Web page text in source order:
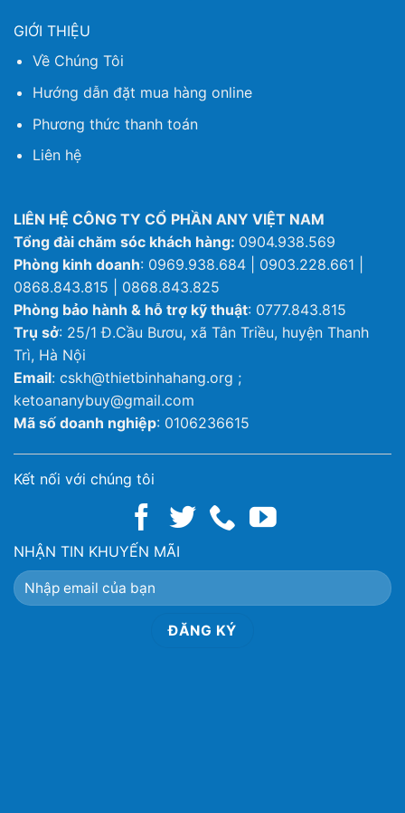
GIỚI THIỆU
Về Chúng Tôi
Hướng dẫn đặt mua hàng online
Phương thức thanh toán
Liên hệ
LIÊN HỆ CÔNG TY CỔ PHẦN ANY VIỆT NAM
Tổng đài chăm sóc khách hàng: 0904.938.569
Phòng kinh doanh: 0969.938.684 | 0903.228.661 |
0868.843.815 | 0868.843.825
Phòng bảo hành & hỗ trợ kỹ thuật: 0777.843.815
Trụ sở: 25/1 Đ.Cầu Bươu, xã Tân Triều, huyện Thanh
Trì, Hà Nội
Email: cskh@thietbinhahang.org ;
ketoananybuy@gmail.com
Mã số doanh nghiệp: 0106236615
Kết nối với chúng tôi
NHẬN TIN KHUYẾN MÃI